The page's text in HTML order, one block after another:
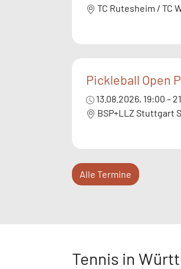
TC Rutesheim / TC
Pickleball Open
13.08.2026, 19:00 –
BSP+LLZ Stuttgart
Alle Termine
Tennis in